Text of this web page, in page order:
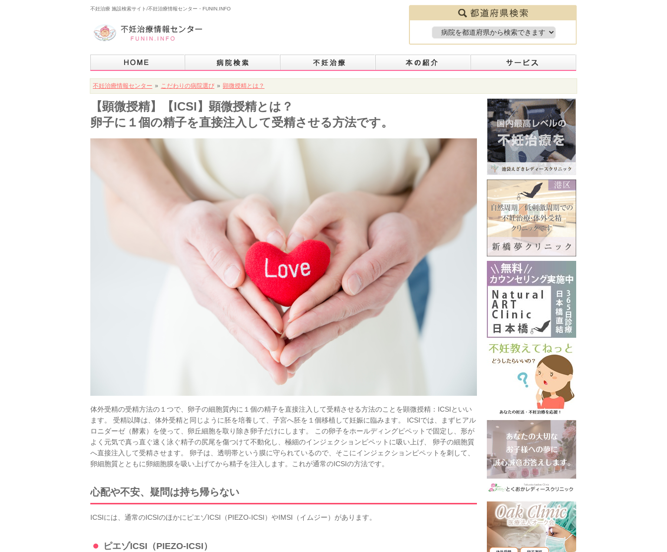
不妊治療 施設検索サイト/不妊治療情報センター・FUNIN.INFO
不妊治療情報センター » こだわりの病院選び » 顕微授精とは？
【顕微授精】【ICSI】顕微授精とは？
卵子に１個の精子を直接注入して受精させる方法です。
体外受精の受精方法の１つで、卵子の細胞質内に１個の精子を直接注入して受精させる方法のことを顕微授精：ICSIといい
ます。 受精以降は、体外受精と同じように胚を培養して、子宮へ胚を１個移植して妊娠に臨みます。 ICSIでは、まずヒアル
ロニダーゼ（酵素）を使って、卵丘細胞を取り除き卵子だけにします。 この卵子をホールディングピペットで固定し、形が
よく元気で真っ直ぐ速く泳ぐ精子の尻尾を傷つけて不動化し、極細のインジェクションピペットに吸い上げ、 卵子の細胞質
へ直接注入して受精させます。 卵子は、透明帯という膜に守られているので、そこにインジェクションピペットを刺して、
卵細胞質とともに卵細胞膜を吸い上げてから精子を注入します。これが通常のICSIの方法です。
心配や不安、疑問は持ち帰らない
ICSIには、通常のICSIのほかにピエゾICSI（PIEZO-ICSI）やIMSI（イムジー）があります。
ピエゾICSI（PIEZO-ICSI）